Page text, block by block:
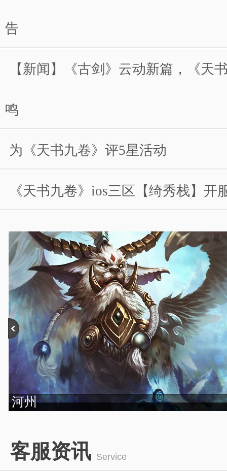
告
【新闻】《古剑》云动新篇，《天
鸣
为《天书九卷》评5星活动
《天书九卷》ios三区【绮秀栈】开
4
5
6
客服资讯 Service